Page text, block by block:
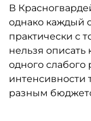
В
однако каждый
практически с
нельзя описать
одного слабого
интенсивности
разным